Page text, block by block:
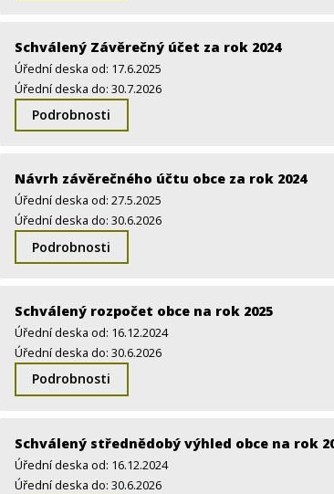
Schválený Závěrečný účet za rok 2024
Úřední deska od: 17.6.2025
Úřední deska do: 30.7.2026
Podrobnosti
Návrh závěrečného účtu obce za rok 2024
Úřední deska od: 27.5.2025
Úřední deska do: 30.6.2026
Podrobnosti
Schválený rozpočet obce na rok 2025
Úřední deska od: 16.12.2024
Úřední deska do: 30.6.2026
Podrobnosti
Schválený střednědobý výhled obce na rok
Úřední deska od: 16.12.2024
Úřední deska do: 30.6.2026